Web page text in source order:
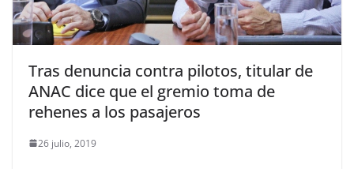
Tras denuncia contra pilotos, titular de
ANAC dice que el gremio toma de
rehenes a los pasajeros
26 julio, 2019